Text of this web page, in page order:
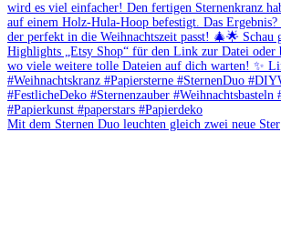
Mit dem Sternen Duo leuchten gleich zwei neue Ster